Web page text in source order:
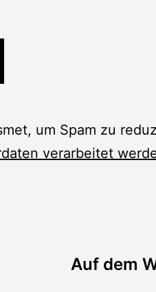
um Spam zu
verarbeitet
Auf dem